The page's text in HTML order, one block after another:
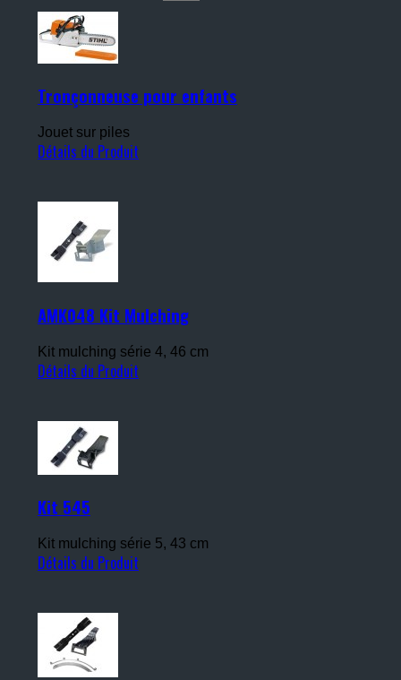
Tronçonneuse pour enfants
Jouet sur piles
Détails du Produit
AMK048 Kit Mulching
Kit mulching série 4, 46 cm
Détails du Produit
Kit 545
Kit mulching série 5, 43 cm
Détails du Produit